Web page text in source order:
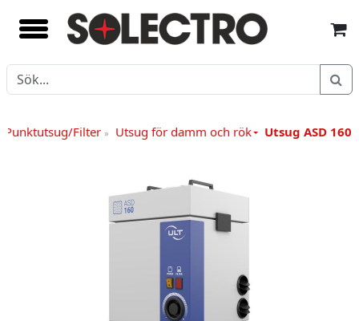
Punktutsug/Filter » Utsug för damm och rök Utsug ASD